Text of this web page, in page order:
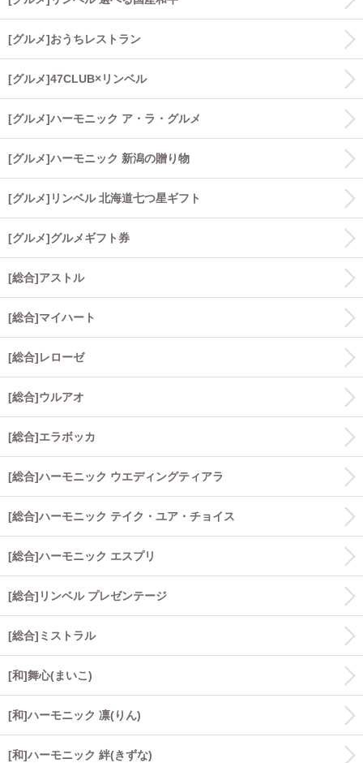
[グルメ]おうちレストラン
[グルメ]47CLUB×リンベル
[グルメ]ハーモニック ア・ラ・グルメ
[グルメ]ハーモニック 新潟の贈り物
[グルメ]リンベル 北海道七つ星ギフト
[グルメ]グルメギフト券
[総合]アストル
[総合]マイハート
[総合]レローゼ
[総合]ウルアオ
[総合]エラボッカ
[総合]ハーモニック ウエディングティアラ
[総合]ハーモニック テイク・ユア・チョイス
[総合]ハーモニック エスプリ
[総合]リンベル プレゼンテージ
[総合]ミストラル
[和]舞心(まいこ)
[和]ハーモニック 凛(りん)
[和]ハーモニック 絆(きずな)